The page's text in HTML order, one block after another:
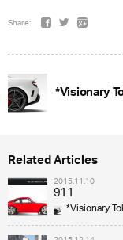
Share:
*Visionary
Related Articles
2015.11.10
911
*Visionary